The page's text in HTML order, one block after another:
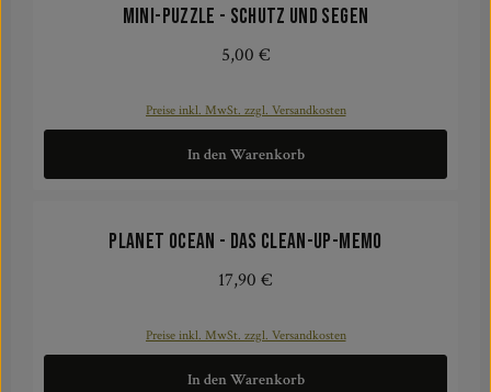
Mini-Puzzle - Schutz und Segen
Regulärer Preis:
5,00 €
Preise inkl. MwSt. zzgl. Versandkosten
In den Warenkorb
Planet Ocean - Das Clean-up-Memo
Regulärer Preis:
17,90 €
Preise inkl. MwSt. zzgl. Versandkosten
In den Warenkorb